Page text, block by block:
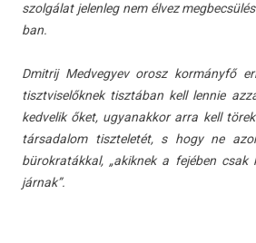
szolgálat jelen­leg nem élvez
ban.
Dmit­rij Med­vegyev orosz kormányfő
tisztviselők­nek tisztában kell len­nie
ked­velik őket, ugyanak­kor arra kell
tár­sadalom tiszteletét, s hogy ne
bürok­ratákk­al, „akik­nek a fejében csak
járnak”.